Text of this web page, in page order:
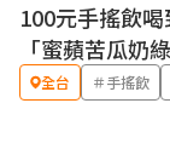
優惠
100元手搖飲
「蜜蘋苦瓜奶
全台 ＃手搖飲